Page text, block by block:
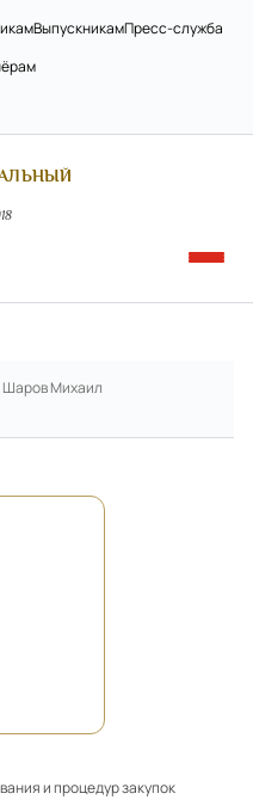
ВыпускникамПресс-служба
Шаров Михаил
и процедур закупок